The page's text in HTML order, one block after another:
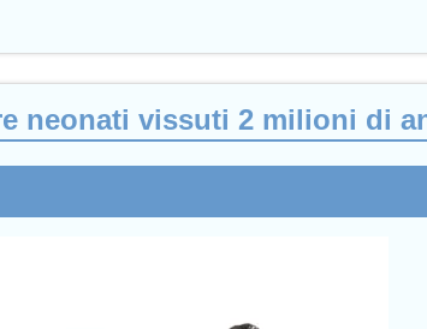
neonati vissuti 2 milioni di